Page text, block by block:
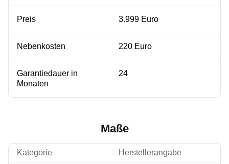
Preis 3.999 Euro
Nebenkosten 220 Euro
Garantiedauer in
Monaten
24
Maße
Kategorie Herstellerangabe